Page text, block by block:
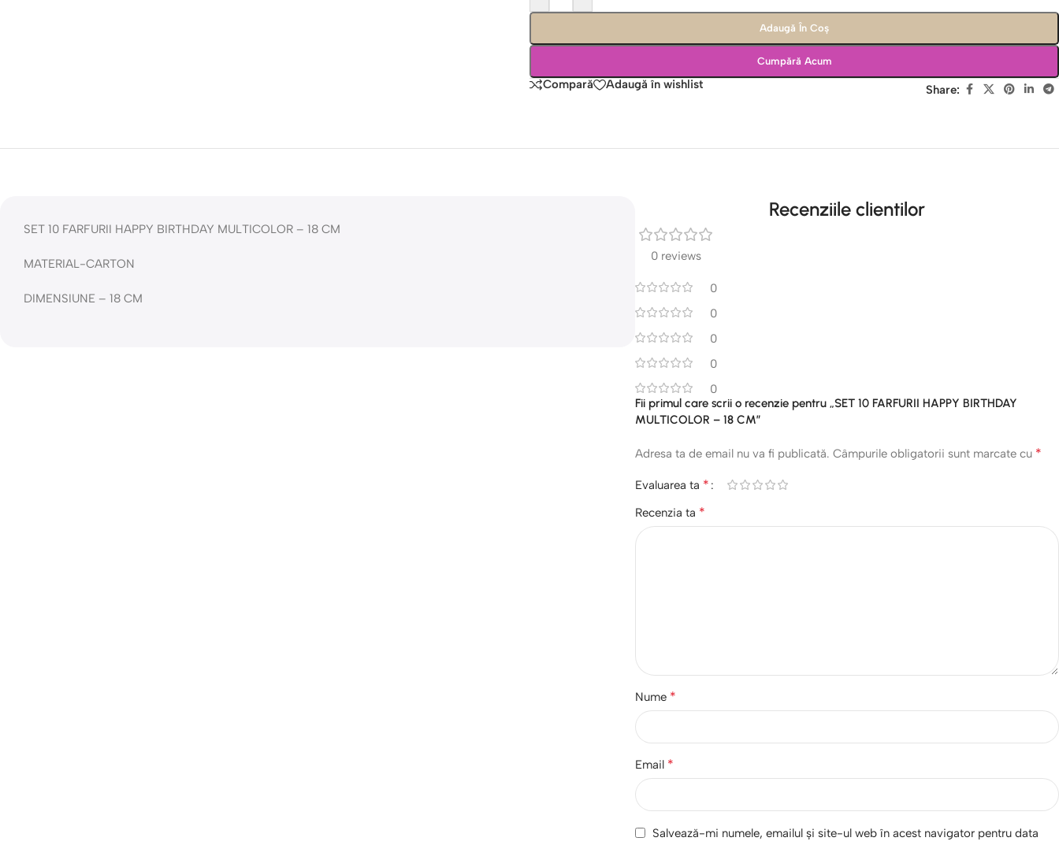
Adaugă În Coș
Cumpără Acum
Compară Adaugă în wishlist Share:
SET 10 FARFURII HAPPY BIRTHDAY MULTICOLOR – 18 CM
MATERIAL-CARTON
DIMENSIUNE – 18 CM
Recenziile clientilor
0 reviews
0
0
0
0
0
Fii primul care scrii o recenzie pentru „SET 10 FARFURII HAPPY BIRTHDAY
MULTICOLOR – 18 CM”
Adresa ta de email nu va fi publicată. Câmpurile obligatorii sunt marcate cu *
Evaluarea ta *
Recenzia ta *
Nume *
Email *
Salvează-mi numele, emailul și site-ul web în acest navigator pentru data